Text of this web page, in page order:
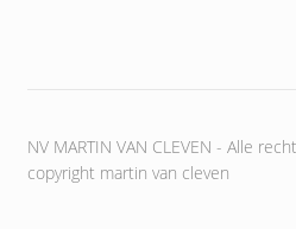
NV MARTIN VAN CLEVEN - Alle
copyright martin van cleven